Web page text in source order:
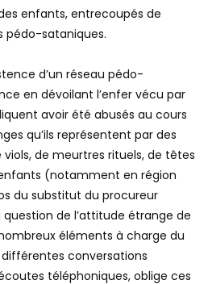
à caractère sectaire. Les
enfants, entrecoupés de
d’un réseau pédo-
en dévoilant l’enfer vécu par
avoir été abusés au cours
qu’ils représentent par des
de meurtres rituels, de têtes
(notamment en région
du substitut du procureur
de l’attitude étrange de
éléments à charge du
conversations